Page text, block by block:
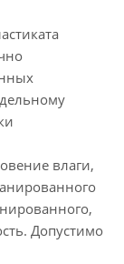
влаги,
Допустимо